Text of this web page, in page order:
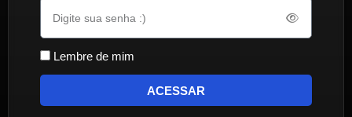
Lembre de mim
ACESSAR